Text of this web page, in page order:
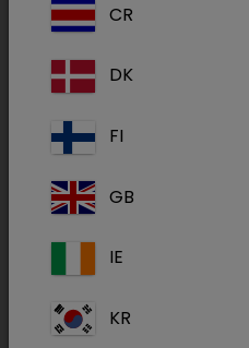
A Dechra Veterinary
anunciar o lançamento
quelante de fósforo
DRC. Catney One é um
que apoia a função
crónica e ajuda a
CR
DK
FI
GB
IE
KR